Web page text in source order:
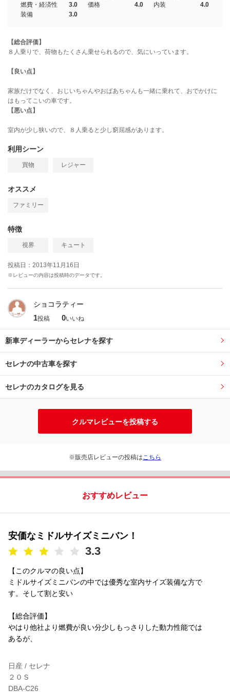
燃費・経済性
3.0 価格 4.0 内装
4.0
装備
3.0
【総合評価】
８人乗りで、荷物もたくさん乗せられるので、気にいっています。
【良い点】
家族だけでなく、おじいちゃんやおばあちゃんも一緒に乗れて、おでかけに
はもってこいの車です。
【悪い点】
室内が少し狭いので、８人乗ると少し窮屈感があります。
利用シーン
買物 レジャー
オススメ
ファミリー
特徴
視界 キュート
投稿日：2013年11月16日
※レビューの内容は投稿時のデータです。
ショコラティー
1投稿 0いいね
新車ディーラーからセレナを探す
セレナの中古車を探す
セレナのカタログを見る
クルマレビューを投稿する
※販売店レビューの投稿は こちら
おすすめレビュー
安価なミドルサイズミニバン！
3.3
【このクルマの良い点】
ミドルサイズミニバンの中では優秀な室内サイズ装備な方で
す。そして割と安い
【総合評価】
やはり他社より燃費が良い分少しもっさりした動力性能では
あるが、
日産 / セレナ
２０Ｓ
DBA-C26